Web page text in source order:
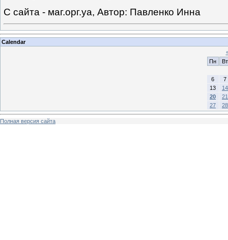
С сайта - маг.орг.уа, Автор: Павленко Инна
Calendar
Пн
Вт
6
7
13
14
20
21
27
28
Полная версия сайта